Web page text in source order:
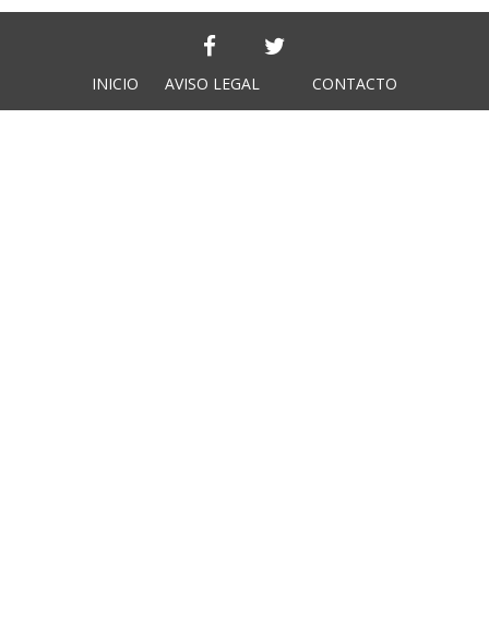
INICIO AVISO LEGAL CONTACTO